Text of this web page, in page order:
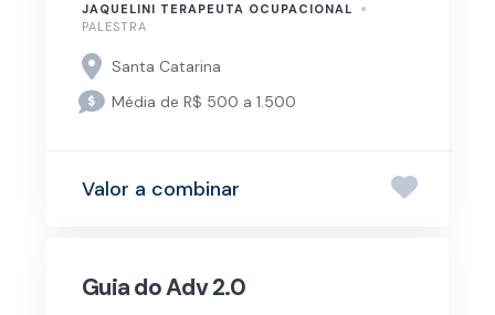
JAQUELINI TERAPEUTA OCUPACIONAL
PALESTRA
Santa Catarina
Média de R$ 500 a 1.500
Valor a combinar
Guia do Adv 2.0